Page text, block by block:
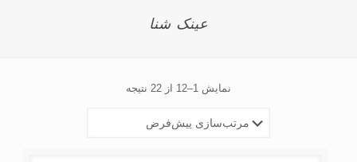
عینک شنا
نمایش 1–12 از 22 نتیجه